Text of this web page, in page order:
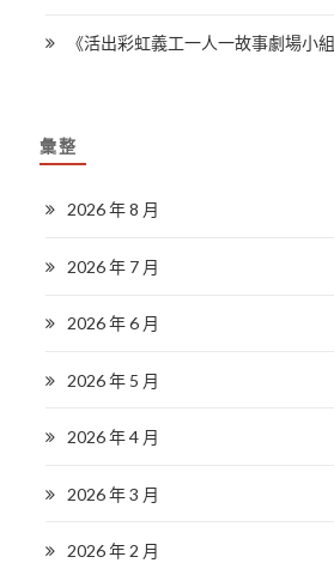
《活出彩虹義工一人一故事劇場小組
彙整
2026 年 8 月
2026 年 7 月
2026 年 6 月
2026 年 5 月
2026 年 4 月
2026 年 3 月
2026 年 2 月